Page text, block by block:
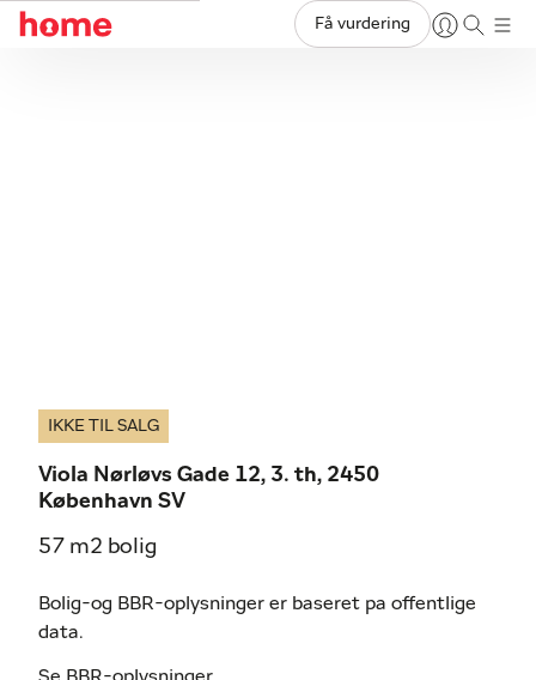
Få vurdering
IKKE TIL SALG
Viola Nørløvs Gade 12, 3. th, 2450
København SV
57 m2 bolig
Bolig-og BBR-oplysninger er baseret pa offentlige
data.